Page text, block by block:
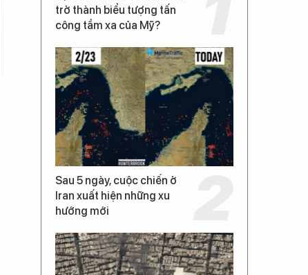
trở thành biểu tượng tấn
công tầm xa của Mỹ?
Sau 5 ngày, cuộc chiến ở
Iran xuất hiện những xu
hướng mới